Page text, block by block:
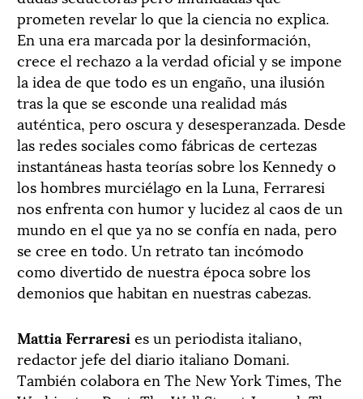
prometen revelar lo que la ciencia no explica.
En una era marcada por la desinformación,
crece el rechazo a la verdad oficial y se impone
la idea de que todo es un engaño, una ilusión
tras la que se esconde una realidad más
auténtica, pero oscura y desesperanzada. Desde
las redes sociales como fábricas de certezas
instantáneas hasta teorías sobre los Kennedy o
los hombres murciélago en la Luna, Ferraresi
nos enfrenta con humor y lucidez al caos de un
mundo en el que ya no se confía en nada, pero
se cree en todo. Un retrato tan incómodo
como divertido de nuestra época sobre los
demonios que habitan en nuestras cabezas.
Mattia Ferraresi es un periodista italiano,
redactor jefe del diario italiano Domani.
También colabora en The New York Times, The